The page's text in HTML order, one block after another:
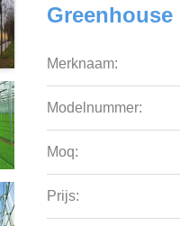
Greenhouse
Merknaam:
Modelnummer:
Moq:
Prijs: